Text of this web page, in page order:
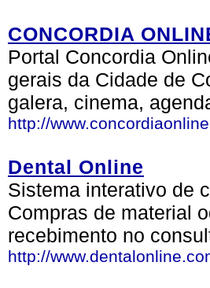
CONCORDIA
Portal Concordia
gerais da Cidade de
galera, cinema,
http://
Dental Online
Sistema interativo de
Compras de material
recebimento no
http://